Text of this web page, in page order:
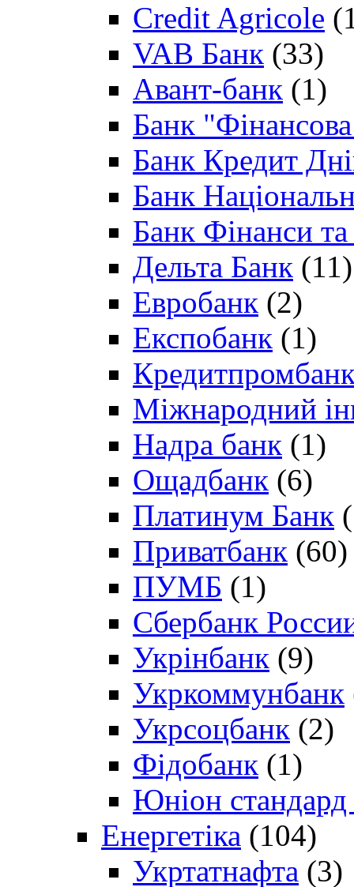
Credit Agricole
VAB Банк (33)
Авант-банк (1)
Банк "Фінансова
Банк Кредит
Банк
Банк Фінанси
Дельта Банк (11)
Евробанк (2)
Експобанк (1)
Міжнародний
Надра банк (1)
Ощадбанк (6)
Платинум Банк
Приватбанк (60)
ПУМБ (1)
Сбербанк
Укрінбанк (9)
Укркоммунбанк
Укрсоцбанк (2)
Фідобанк (1)
Юніон стандард
Енергетіка (104)
Укртатнафта (3)